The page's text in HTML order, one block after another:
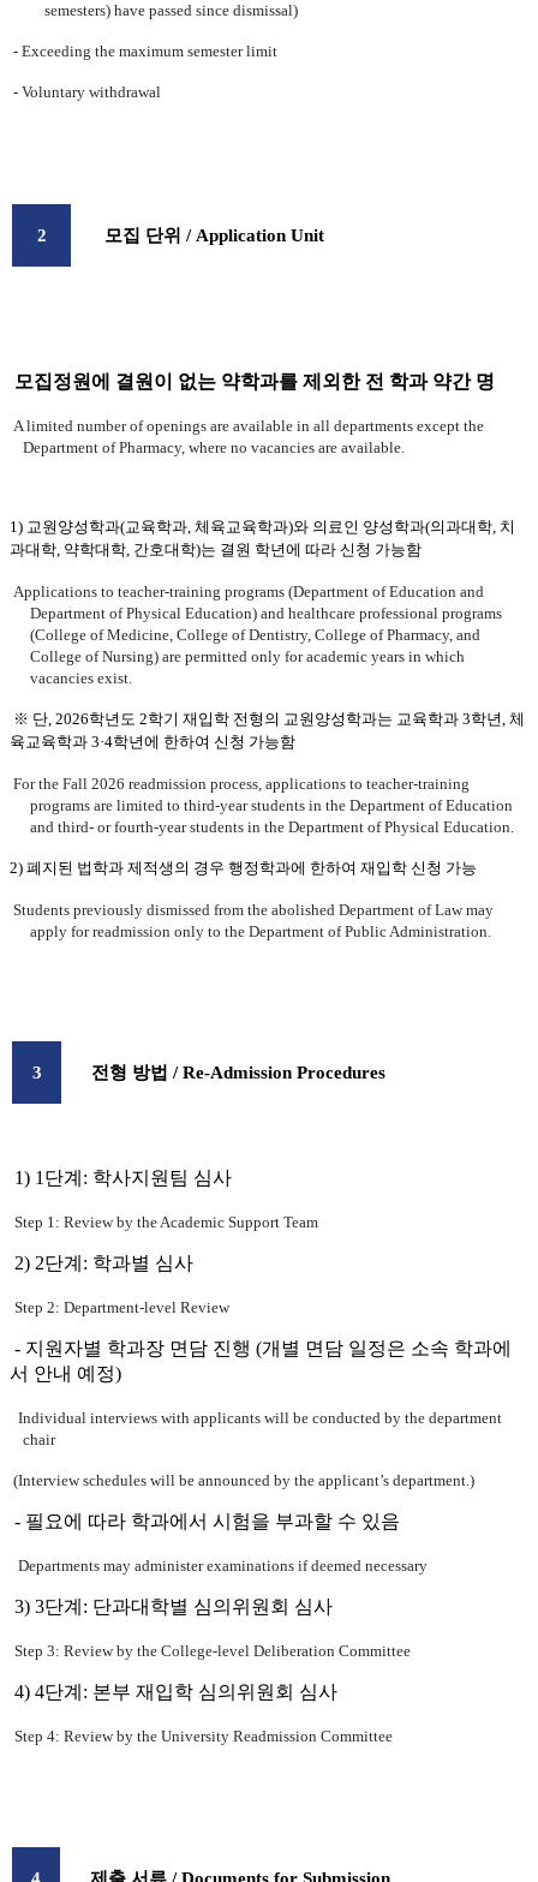
semesters) have passed since dismissal)
- Exceeding the maximum semester limit
- Voluntary withdrawal
2 모집 단위 / Application Unit
모집정원에 결원이 없는 약학과를 제외한 전 학과 약간 명
A limited number of openings are available in all departments except the
Department of Pharmacy, where no vacancies are available.
1) 교원양성학과(교육학과, 체육교육학과)와 의료인 양성학과(의과대학, 치
과대학, 약학대학, 간호대학)는 결원 학년에 따라 신청 가능함
Applications to teacher-training programs (Department of Education and
Department of Physical Education) and healthcare professional programs
(College of Medicine, College of Dentistry, College of Pharmacy, and
College of Nursing) are permitted only for academic years in which
vacancies exist.
※ 단, 2026학년도 2학기 재입학 전형의 교원양성학과는 교육학과 3학년, 체
육교육학과 3·4학년에 한하여 신청 가능함
For the Fall 2026 readmission process, applications to teacher-training
programs are limited to third-year students in the Department of Education
and third- or fourth-year students in the Department of Physical Education.
2) 폐지된 법학과 제적생의 경우 행정학과에 한하여 재입학 신청 가능
Students previously dismissed from the abolished Department of Law may
apply for readmission only to the Department of Public Administration.
3 전형 방법 / Re-Admission Procedures
1) 1단계: 학사지원팀 심사
Step 1: Review by the Academic Support Team
2) 2단계: 학과별 심사
Step 2: Department-level Review
- 지원자별 학과장 면담 진행 (개별 면담 일정은 소속 학과에
서 안내 예정)
Individual interviews with applicants will be conducted by the department
chair
(Interview schedules will be announced by the applicant’s department.)
- 필요에 따라 학과에서 시험을 부과할 수 있음
Departments may administer examinations if deemed necessary
3) 3단계: 단과대학별 심의위원회 심사
Step 3: Review by the College-level Deliberation Committee
4) 4단계: 본부 재입학 심의위원회 심사
Step 4: Review by the University Readmission Committee
4 제출 서류 / Documents for Submission